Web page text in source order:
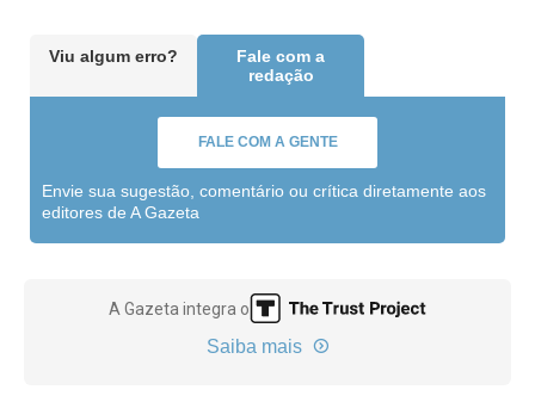
Viu algum erro?
Fale com a
redação
FALE COM A GENTE
Envie sua sugestão, comentário ou crítica diretamente aos
editores de A Gazeta
A Gazeta integra o
Saiba mais